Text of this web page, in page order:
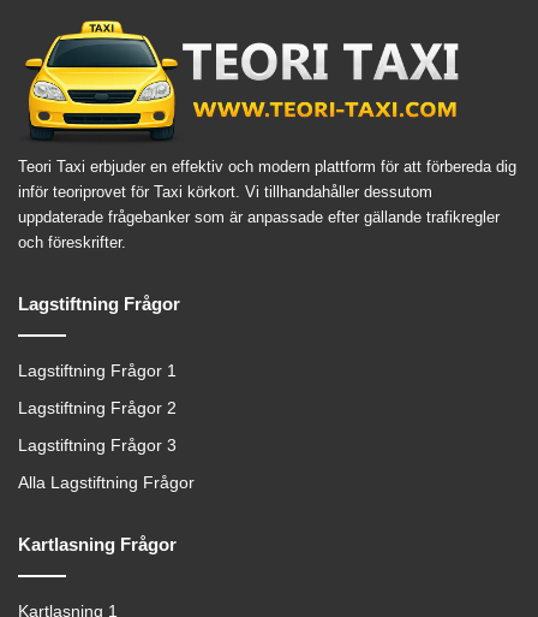
Teori Taxi erbjuder en effektiv och modern plattform för att förbereda dig
inför teoriprovet för Taxi körkort. Vi tillhandahåller dessutom
uppdaterade frågebanker som är anpassade efter gällande trafikregler
och föreskrifter.
Lagstiftning Frågor
Lagstiftning Frågor 1
Lagstiftning Frågor 2
Lagstiftning Frågor 3
Alla Lagstiftning Frågor
Kartlasning Frågor
Kartlasning 1